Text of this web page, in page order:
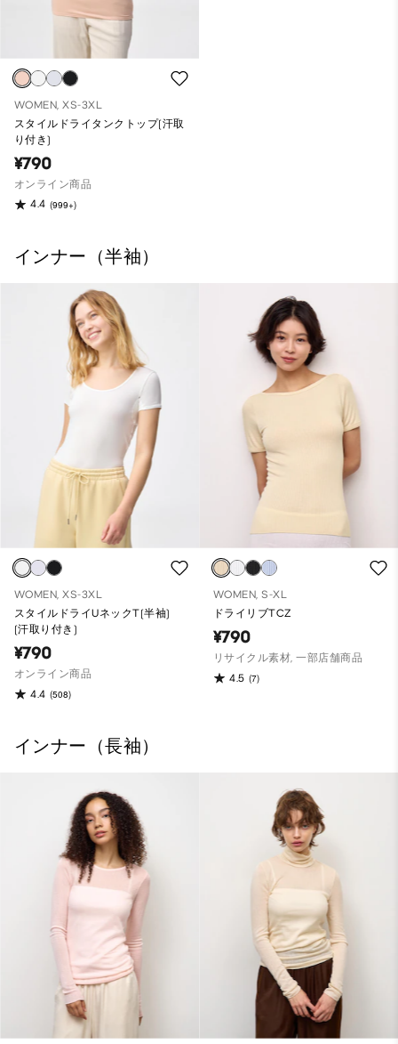
WOMEN, XS-3XL
スタイルドライタンクトップ(汗取
り付き)
¥790
オンライン商品
4.4 (999+)
インナー（半袖）
WOMEN, XS-3XL
スタイルドライUネックT(半袖)
(汗取り付き)
¥790
オンライン商品
4.4 (508)
WOMEN, S-XL
ドライリブTCZ
¥790
リサイクル素材, 一部店舗商品
4.5 (7)
インナー（長袖）